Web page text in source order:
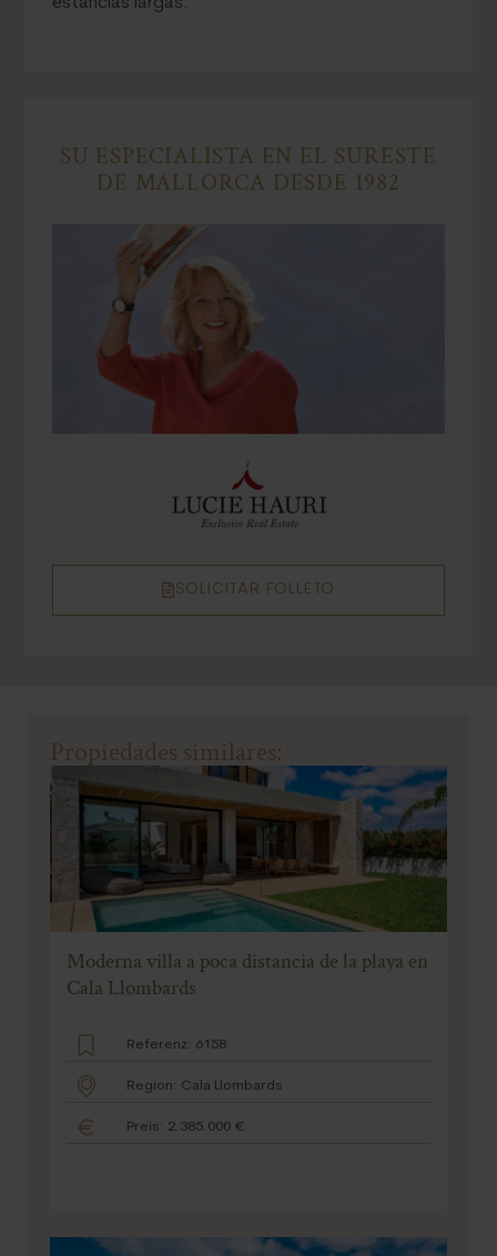
SU ESPECIALISTA EN EL SURESTE
DE MALLORCA DESDE 1982
SOLICITAR FOLLETO
Propiedades similares:
Moderna villa a poca distancia de la playa en
Cala Llombards
Referenz: 6158
Region: Cala Llombards
Preis: 2.385.000 €